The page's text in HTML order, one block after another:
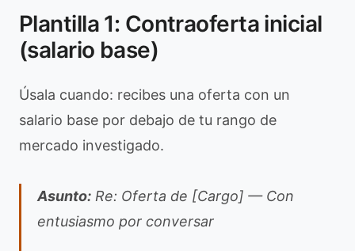
Plantilla 1: Contraoferta inicial
(salario base)
Úsala cuando: recibes una oferta con un
salario base por debajo de tu rango de
mercado investigado.
Asunto: Re: Oferta de [Cargo] — Con
entusiasmo por conversar